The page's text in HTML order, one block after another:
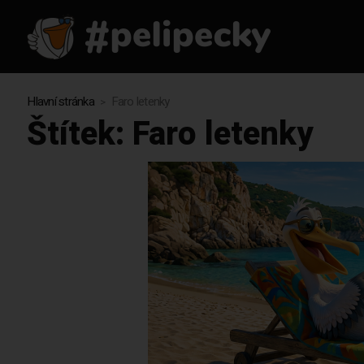
Hlavní stránka Faro letenky
Štítek: Faro letenky